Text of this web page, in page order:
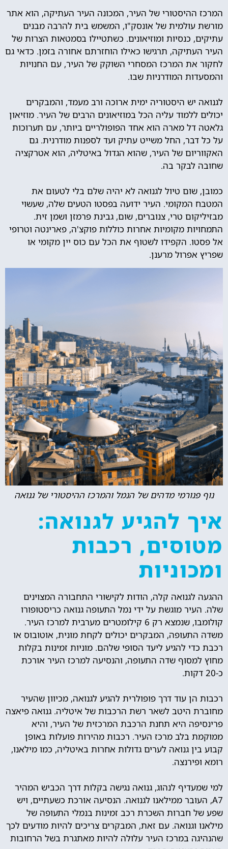
המרכז ההיסטורי של העיר, המכונה העיר העתיקה, הוא אתר
מורשת עולמית של אונסק"ו, המשמש בית להרבה מבנים
עתיקים, כנסיות ומוזיאונים. כשתטיילו בסמטאות הצרות של
העיר העתיקה, תרגישו כאילו הוחזרתם אחורה בזמן. כדאי גם
לחקור את המרכז המסחרי השוקק של העיר, עם החנויות
והמסעדות המודרניות שבו.
לגנואה יש היסטוריה ימית ארוכה ורב מעמד, והמבקרים
יכולים ללמוד עליה הכל במוזיאונים הרבים של העיר. מוזיאון
גלאטה דל מארה הוא אחד הפופולריים ביותר, עם תערוכות
על כל דבר, החל משייט עתיק ועד לספנות מודרנית. גם
האקווריום של העיר, שהוא הגדול באיטליה, הוא אטרקציה
שחובה לבקר בה.
כמובן, שום טיול לגנואה לא יהיה שלם בלי לטעום את
המטבח המקומי. העיר ידועה בפסטו הטעים שלה, שעשוי
מבזיליקום טרי, צנוברים, שום, גבינת פרמזן ושמן זית.
התמחויות מקומיות אחרות כוללות פוקצ'ה, פארינטה וטרופי
אל פסטו. הקפידו לשטוף את הכל עם כוס יין מקומי או
שפריץ אפרול מרענן.
נוף פנורמי מדהים של הנמל והמרכז ההיסטורי של גנואה
איך להגיע לגנואה:
מטוסים, רכבות
ומכוניות
ההגעה לגנואה קלה, הודות לקישורי התחבורה המצוינים
שלה. העיר מוגשת על ידי נמל התעופה גנואה כריסטופורו
קולומבו, שנמצא רק 6 קילומטרים מערבית למרכז העיר.
משדה התעופה, המבקרים יכולים לקחת מונית, אוטובוס או
רכבת כדי להגיע ליעד הסופי שלהם. מוניות זמינות בקלות
מחוץ למסוף שדה התעופה, והנסיעה למרכז העיר אורכת
כ-20 דקות.
רכבות הן עוד דרך פופולרית להגיע לגנואה, מכיוון שהעיר
מחוברת היטב לשאר רשת הרכבות של איטליה. גנואה פיאצה
פרינסיפה היא תחנת הרכבת המרכזית של העיר, והיא
ממוקמת בלב מרכז העיר. רכבות מהירות פועלות באופן
קבוע בין גנואה לערים גדולות אחרות באיטליה, כמו מילאנו,
רומא ופירנצה.
למי שמעדיף לנהוג, גנואה נגישה בקלות דרך הכביש המהיר
A7, העובר ממילאנו לגנואה. הנסיעה אורכת כשעתיים, ויש
שפע של חברות השכרת רכב זמינות בנמלי התעופה של
מילאנו וגנואה. עם זאת, המבקרים צריכים להיות מודעים לכך
שהנהיגה במרכז העיר עלולה להיות מאתגרת בשל הרחובות